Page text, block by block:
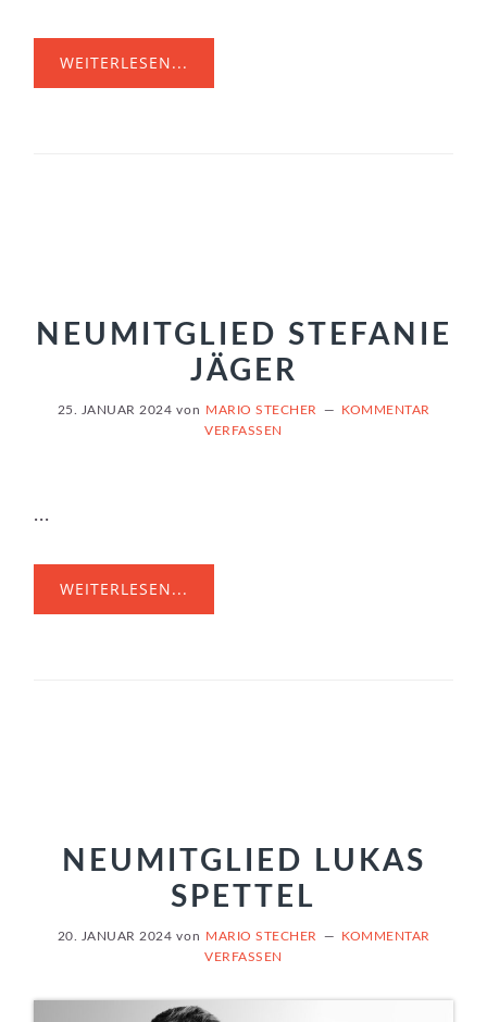
WEITERLESEN...
NEUMITGLIED STEFANIE
JÄGER
25. JANUAR 2024 von MARIO STECHER
KOMMENTAR
VERFASSEN
...
WEITERLESEN...
NEUMITGLIED LUKAS
SPETTEL
20. JANUAR 2024 von MARIO STECHER
KOMMENTAR
VERFASSEN